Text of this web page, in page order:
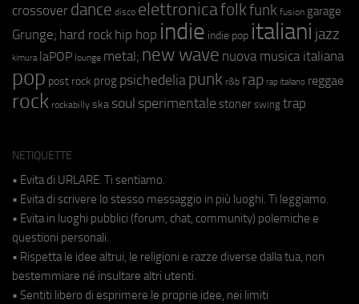
crossover dance disco elettronicafolkfunk fusion garage
Grunge; hard rock hip hop indie indie pop italiani jazz
kimura laPOP lounge metal; new wave nuova musica italiana
pop post rock prog psichedeliapunk r&b rap rap italiano reggae
rock rockabilly ska soul sperimentale stoner swing trap
NETIQUETTE
• Evita di URLARE. Ti sentiamo.
• Evita di scrivere lo stesso messaggio in più luoghi. Ti leggiamo.
• Evita in luoghi pubblici (forum, chat, community) polemiche e
questioni personali.
• Rispetta le idee altrui, le religioni e razze diverse dalla tua, non
bestemmiare né insultare altri utenti.
• Sentiti libero di esprimere le proprie idee, nei limiti